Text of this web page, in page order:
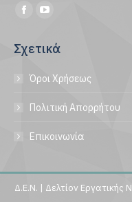
Find us on:
Facebook
opens
in
window
opens
window
Σχετικά
Όροι Χρήσεως
Πολιτική Απορρήτου
Επικοινωνία
Δ.Ε.Ν. | Δελτίον Εργατικής